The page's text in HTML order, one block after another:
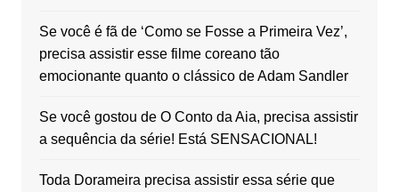
Se você é fã de ‘Como se Fosse a Primeira Vez’,
precisa assistir esse filme coreano tão
emocionante quanto o clássico de Adam Sandler
Se você gostou de O Conto da Aia, precisa assistir
a sequência da série! Está SENSACIONAL!
Toda Dorameira precisa assistir essa série que